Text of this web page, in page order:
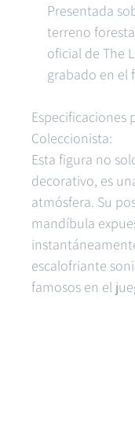
Presentada
terreno
oficial de The
grabado en el
Especificaciones
Coleccionista:
Esta figura no
decorativo, es
atmósfera. Su
mandíbula
escalofriante
famosos en el